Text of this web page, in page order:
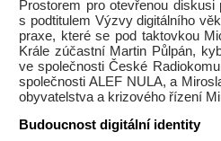
Prostorem pro otevřenou
s podtitulem Výzvy digitálního
praxe, které se pod taktovkou
Krále zúčastní Martin Půlpán,
ve společnosti České
společnosti ALEF NULA, a
obyvatelstva a krizového řízení
Budoucnost digitální identity